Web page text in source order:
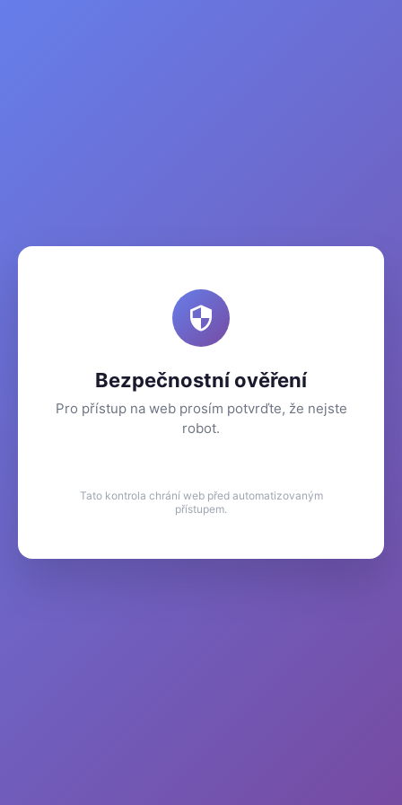
Bezpečnostní ověření
Pro přístup na web prosím potvrďte, že nejste
robot.
Tato kontrola chrání web před automatizovaným
přístupem.